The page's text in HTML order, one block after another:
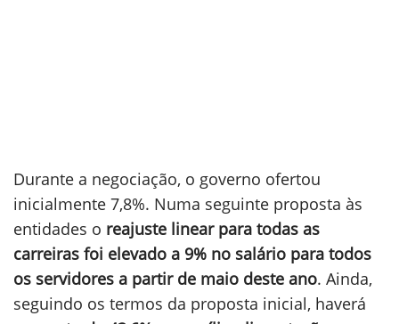
Durante a negociação, o governo ofertou
inicialmente 7,8%. Numa seguinte proposta às
entidades o reajuste linear para todas as
carreiras foi elevado a 9% no salário para todos
os servidores a partir de maio deste ano. Ainda,
seguindo os termos da proposta inicial, haverá